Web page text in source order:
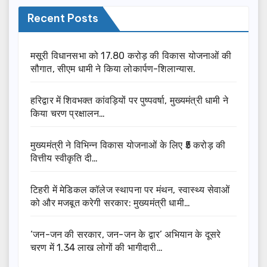
Recent Posts
मसूरी विधानसभा को 17.80 करोड़ की विकास योजनाओं की
सौगात, सीएम धामी ने किया लोकार्पण-शिलान्यास.
हरिद्वार में शिवभक्त कांवड़ियों पर पुष्पवर्षा, मुख्यमंत्री धामी ने
किया चरण प्रक्षालन…
मुख्यमंत्री ने विभिन्न विकास योजनाओं के लिए ₹5 करोड़ की
वित्तीय स्वीकृति दी…
टिहरी में मेडिकल कॉलेज स्थापना पर मंथन, स्वास्थ्य सेवाओं
को और मजबूत करेगी सरकार: मुख्यमंत्री धामी…
‘जन-जन की सरकार, जन-जन के द्वार’ अभियान के दूसरे
चरण में 1.34 लाख लोगों की भागीदारी…